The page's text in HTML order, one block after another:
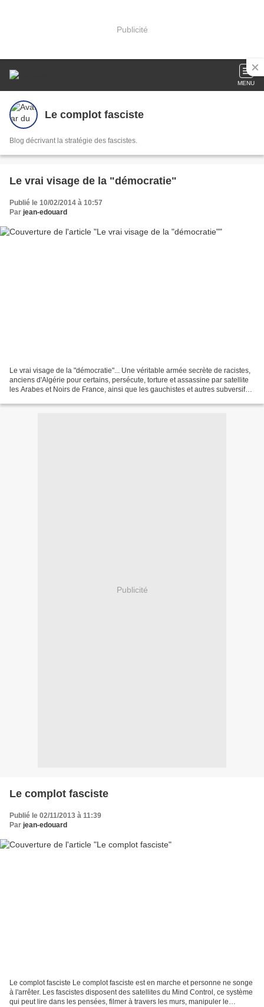
Publicité
MENU
Le complot fasciste
Blog décrivant la stratégie des fascistes.
Le vrai visage de la "démocratie"
Publié le 10/02/2014 à 10:57
Par jean-edouard
Le vrai visage de la "démocratie"... Une véritable armée secrète de racistes,
anciens d'Algérie pour certains, persécute, torture et assassine par satellite
les Arabes et Noirs de France, ainsi que les gauchistes et autres subversifs,
Publicité
Le complot fasciste
Publié le 02/11/2013 à 11:39
Par jean-edouard
Le complot fasciste Le complot fasciste est en marche et personne ne songe
à l'arrêter. Les fascistes disposent des satellites du Mind Control, ce système
qui peut lire dans les pensées, filmer à travers les murs, manipuler le